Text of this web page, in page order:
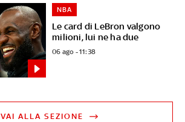
Le card di LeBron valgono
milioni, lui ne ha due
NBA
06 ago - 11:38
VAI ALLA SEZIONE